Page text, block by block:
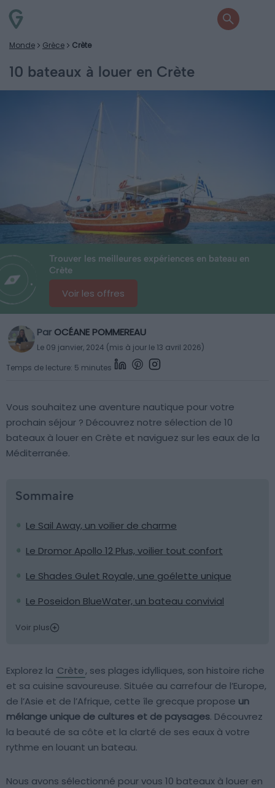
Monde Grèce Crète
10 bateaux à louer en Crète
Trouver les meilleures expériences en bateau en
Crète
Voir les offres
Par OCÉANE POMMEREAU
Le 09 janvier, 2024 (mis à jour le 13 avril 2026)
Temps de lecture: 5 minutes
Vous souhaitez une aventure nautique pour votre
prochain séjour ? Découvrez notre sélection de 10
bateaux à louer en Crète et naviguez sur les eaux de la
Méditerranée.
Sommaire
Le Sail Away, un voilier de charme
Le Dromor Apollo 12 Plus, voilier tout confort
Le Shades Gulet Royale, une goélette unique
Le Poseidon BlueWater, un bateau convivial
Voir plus
Explorez la Crète, ses plages idylliques, son histoire riche
et sa cuisine savoureuse. Située au carrefour de l’Europe,
de l’Asie et de l’Afrique, cette île grecque propose un
mélange unique de cultures et de paysages. Découvrez
la beauté de sa côte et la clarté de ses eaux à votre
rythme en louant un bateau.
Nous avons sélectionné pour vous 10 bateaux à louer en